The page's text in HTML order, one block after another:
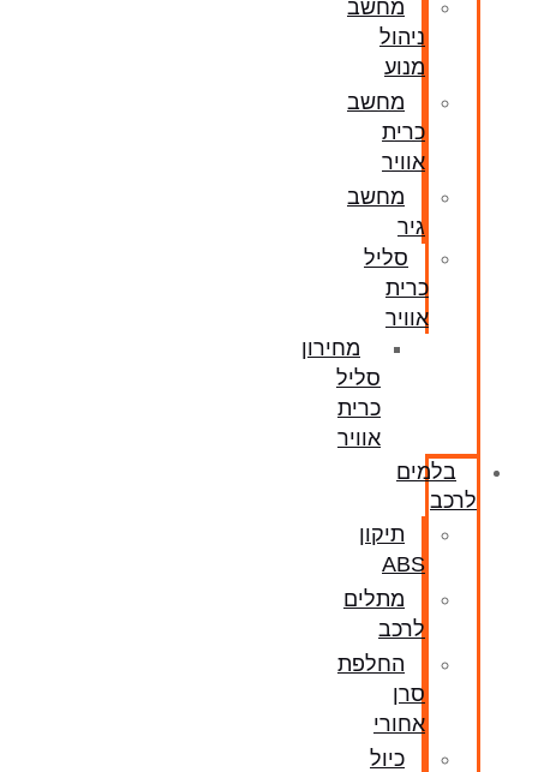
מחשב
ניהול
מנוע
מחשב
כרית
אוויר
מחשב
גיר
סליל
כרית
אוויר
מחירון
סליל
כרית
אוויר
בלמים
לרכב
תיקון
ABS
מתלים
לרכב
החלפת
סרן
אחורי
כיול